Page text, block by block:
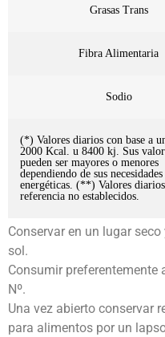
Grasas Trans
Fibra Alimentaria
Sodio
(*) Valores diarios con base a
2000 Kcal. u 8400 kj. Sus
pueden ser mayores o menores
dependiendo de sus necesidades
energéticas. (**) Valores
referencia no establecidos.
Conservar en un lugar
sol.
Consumir preferentemente
Nº.
Una vez abierto conservar
para alimentos por un